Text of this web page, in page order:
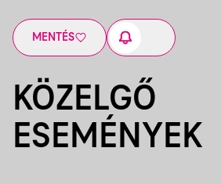
MENTÉS
KÖZELGŐ
ESEMÉNYEK